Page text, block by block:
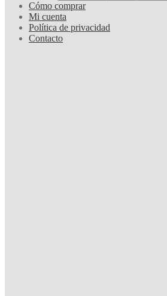
Cómo comprar
Mi cuenta
Política de privacidad
Contacto